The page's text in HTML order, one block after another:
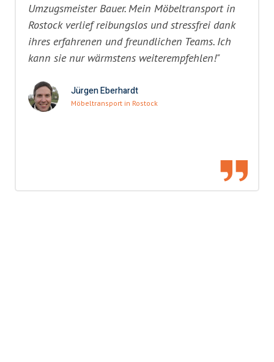
Umzugsmeister Bauer. Mein Möbeltransport in
Rostock verlief reibungslos und stressfrei dank
ihres erfahrenen und freundlichen Teams. Ich
kann sie nur wärmstens weiterempfehlen!"
Jürgen Eberhardt
Möbeltransport in Rostock